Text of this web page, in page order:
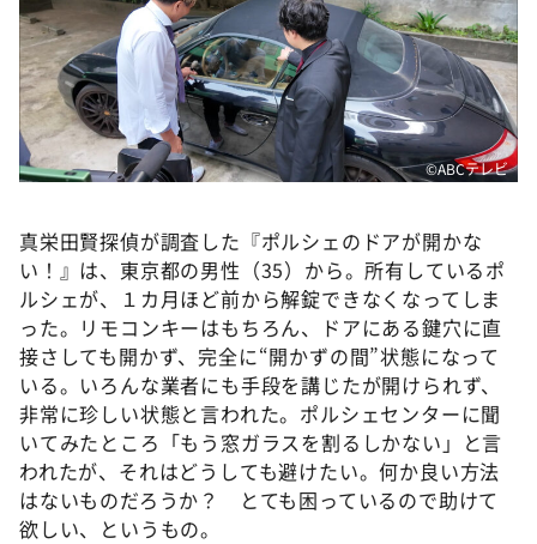
教えて！ニュースライブ 正義のミカタ
ＬＩＦＥ～夢のカタチ～
新婚さんいらっしゃい！
ポツンと一軒家
ぺこぱのまるスポ
アナ回覧板
©️ABCテレビ
真栄田賢探偵が調査した『ポルシェのドアが開かな
い！』は、東京都の男性（35）から。所有しているポ
ルシェが、１カ月ほど前から解錠できなくなってしま
った。リモコンキーはもちろん、ドアにある鍵穴に直
接さしても開かず、完全に“開かずの間”状態になって
いる。いろんな業者にも手段を講じたが開けられず、
非常に珍しい状態と言われた。ポルシェセンターに聞
いてみたところ「もう窓ガラスを割るしかない」と言
われたが、それはどうしても避けたい。何か良い方法
はないものだろうか？ とても困っているので助けて
欲しい、というもの。